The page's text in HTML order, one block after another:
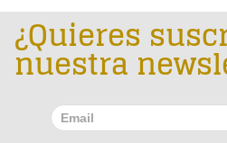
¿Quieres
nuestra